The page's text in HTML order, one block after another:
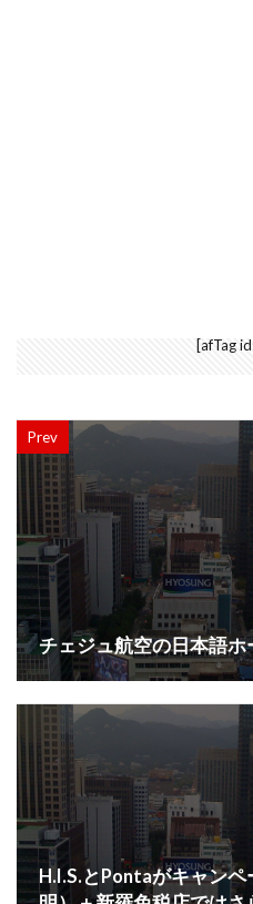
[afTag
Prev
チェジュ航空の日本語
H.I.S.とPontaがキャン